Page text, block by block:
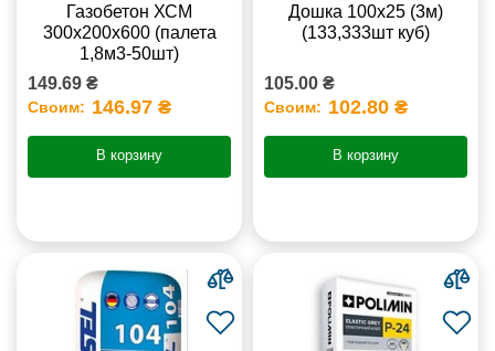
Газобетон ХСМ
300x200x600 (палета
1,8м3-50шт)
149.69 ₴
Своим: 146.97 ₴
В корзину
Дошка 100х25 (3м)
(133,333шт куб)
105.00 ₴
Своим: 102.80 ₴
В корзину